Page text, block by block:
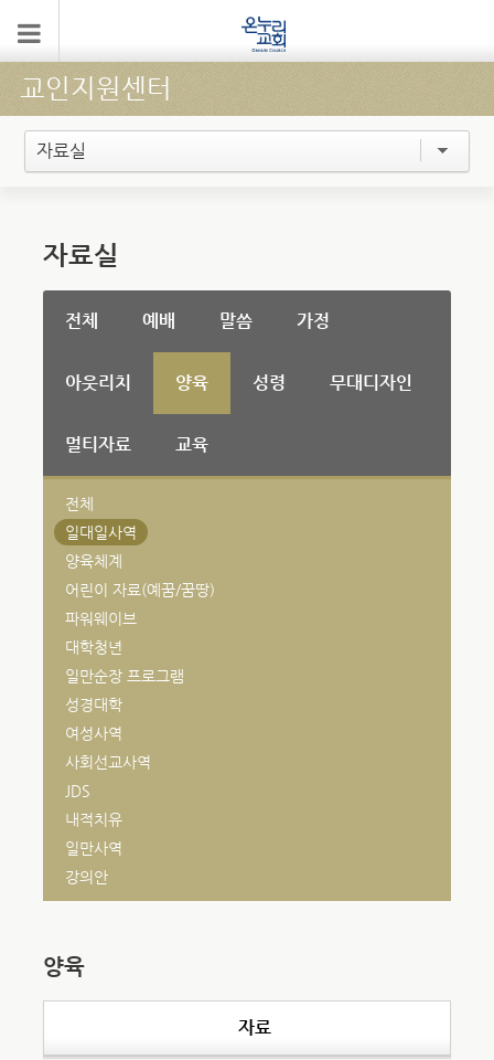
교인지원센터
자료실
자료실
전체 예배 말씀 가정
아웃리치 양육 성령 무대디자인
멀티자료 교육
전체
일대일사역
양육체계
어린이 자료(예꿈/꿈땅)
파워웨이브
대학청년
일만순장 프로그램
성경대학
여성사역
사회선교사역
JDS
내적치유
일만사역
강의안
양육
자료